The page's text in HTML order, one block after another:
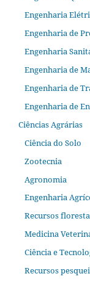
Engenharia
Engenharia de
Engenharia
Engenharia de
Engenharia de
Engenharia de
Ciências Agrárias
Ciência do Solo
Zootecnia
Agronomia
Engenharia
Recursos
Medicina
Ciência e
Recursos